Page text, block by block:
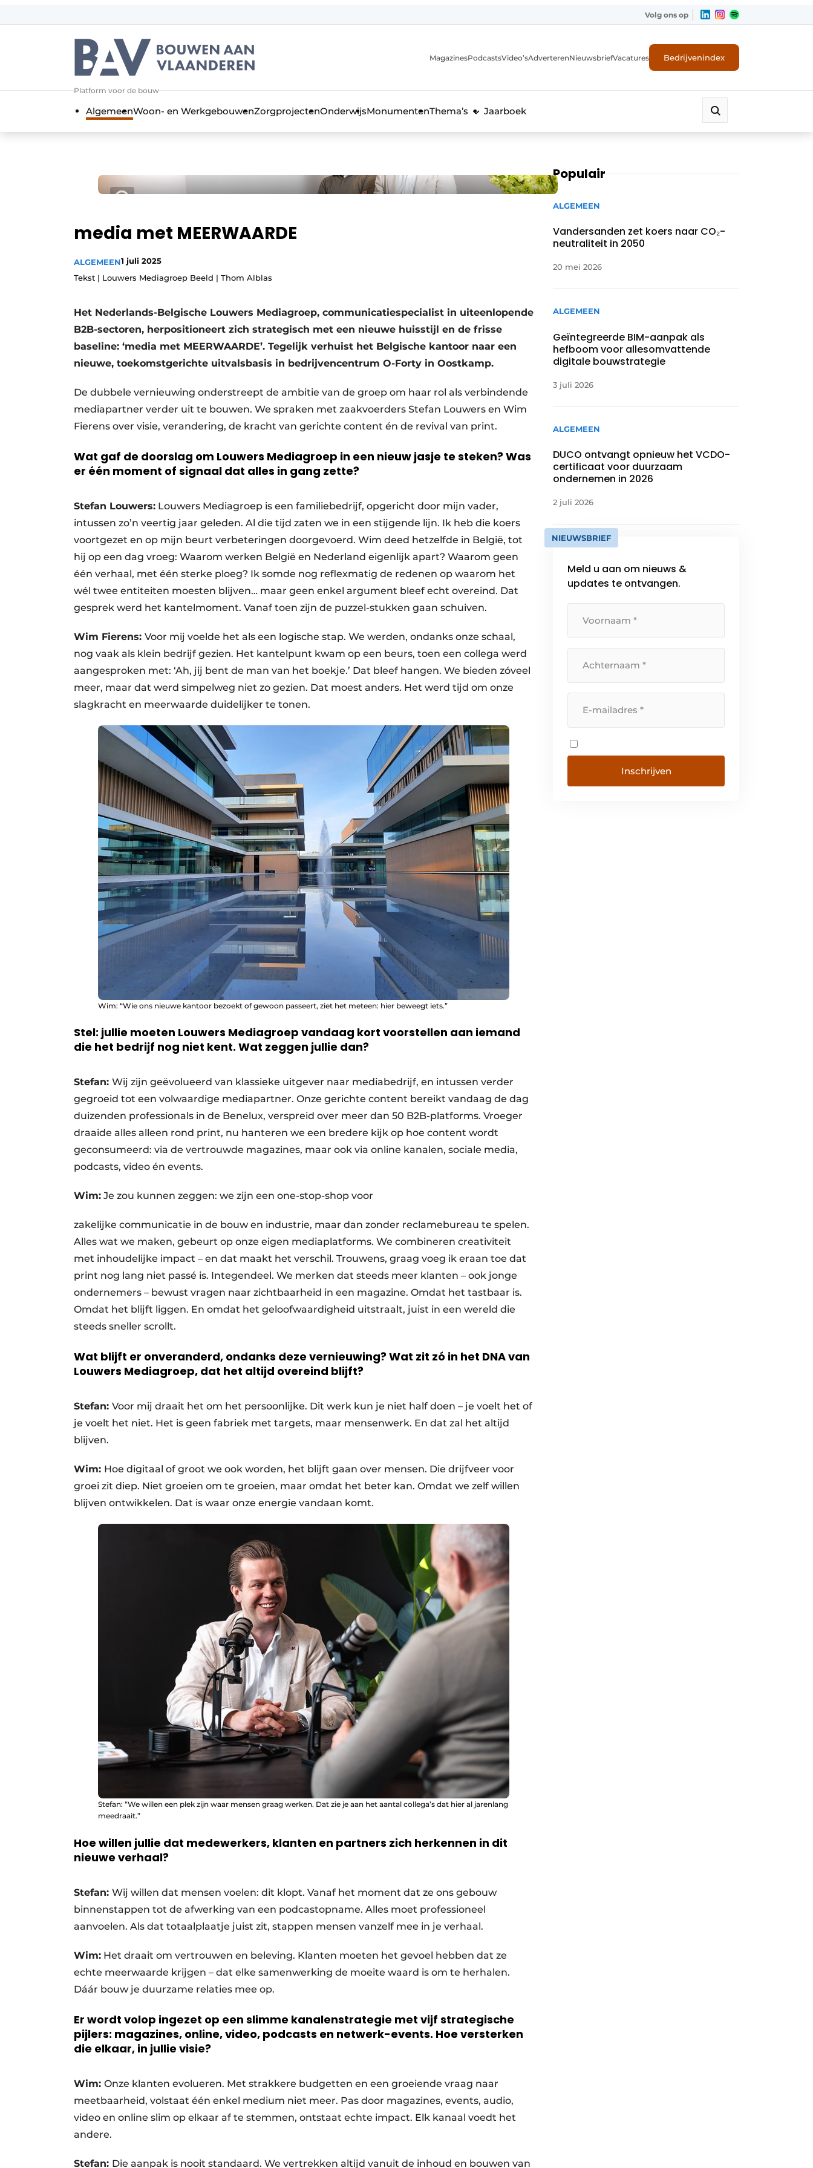
Aanmelden
Algemene voorwaarden
Bedrijven
Contact
Jaarboek
Nieuwsbrief
Privacy / Cookie statement
Vacature aanmelden
Video’s
Aanmelden
Bedrijven
Bedrijven
Contact
Volg ons op
Platform voor de bouw
MagazinesPodcastsVideo’sAdverterenNieuwsbriefVacatures Bedrijvenindex
AlgemeenWoon- en WerkgebouwenZorgprojectenOnderwijsMonumentenThema’s Jaarboek
media met MEERWAARDE
ALGEMEEN1 juli 2025
Tekst | Louwers Mediagroep Beeld | Thom Alblas
Het Nederlands-Belgische Louwers Mediagroep, communicatiespecialist in uiteenlopende
B2B-sectoren, herpositioneert zich strategisch met een nieuwe huisstijl en de frisse
baseline: ‘media met MEERWAARDE’. Tegelijk verhuist het Belgische kantoor naar een
nieuwe, toekomstgerichte uitvalsbasis in bedrijvencentrum O-Forty in Oostkamp.
De dubbele vernieuwing onderstreept de ambitie van de groep om haar rol als verbindende
mediapartner verder uit te bouwen. We spraken met zaakvoerders Stefan Louwers en Wim
Fierens over visie, verandering, de kracht van gerichte content én de revival van print.
Wat gaf de doorslag om Louwers Mediagroep in een nieuw jasje te steken? Was
er één moment of signaal dat alles in gang zette?
Stefan Louwers: Louwers Mediagroep is een familiebedrijf, opgericht door mijn vader,
intussen zo’n veertig jaar geleden. Al die tijd zaten we in een stijgende lijn. Ik heb die koers
voortgezet en op mijn beurt verbeteringen doorgevoerd. Wim deed hetzelfde in België, tot
hij op een dag vroeg: Waarom werken België en Nederland eigenlijk apart? Waarom geen
één verhaal, met één sterke ploeg? Ik somde nog reflexmatig de redenen op waarom het
wél twee entiteiten moesten blijven… maar geen enkel argument bleef echt overeind. Dat
gesprek werd het kantelmoment. Vanaf toen zijn de puzzel-stukken gaan schuiven.
Wim Fierens: Voor mij voelde het als een logische stap. We werden, ondanks onze schaal,
nog vaak als klein bedrijf gezien. Het kantelpunt kwam op een beurs, toen een collega werd
aangesproken met: ‘Ah, jij bent de man van het boekje.’ Dat bleef hangen. We bieden zóveel
meer, maar dat werd simpelweg niet zo gezien. Dat moest anders. Het werd tijd om onze
slagkracht en meerwaarde duidelijker te tonen.
Wim: “Wie ons nieuwe kantoor bezoekt of gewoon passeert, ziet het meteen: hier beweegt iets.”
Stel: jullie moeten Louwers Mediagroep vandaag kort voorstellen aan iemand
die het bedrijf nog niet kent. Wat zeggen jullie dan?
Stefan: Wij zijn geëvolueerd van klassieke uitgever naar mediabedrijf, en intussen verder
gegroeid tot een volwaardige mediapartner. Onze gerichte content bereikt vandaag de dag
duizenden professionals in de Benelux, verspreid over meer dan 50 B2B-platforms. Vroeger
draaide alles alleen rond print, nu hanteren we een bredere kijk op hoe content wordt
geconsumeerd: via de vertrouwde magazines, maar ook via online kanalen, sociale media,
podcasts, video én events.
Wim: Je zou kunnen zeggen: we zijn een one-stop-shop voor
zakelijke communicatie in de bouw en industrie, maar dan zonder reclamebureau te spelen.
Alles wat we maken, gebeurt op onze eigen mediaplatforms. We combineren creativiteit
met inhoudelijke impact – en dat maakt het verschil. Trouwens, graag voeg ik eraan toe dat
print nog lang niet passé is. Integendeel. We merken dat steeds meer klanten – ook jonge
ondernemers – bewust vragen naar zichtbaarheid in een magazine. Omdat het tastbaar is.
Omdat het blijft liggen. En omdat het geloofwaardigheid uitstraalt, juist in een wereld die
steeds sneller scrollt.
Wat blijft er onveranderd, ondanks deze vernieuwing? Wat zit zó in het DNA van
Louwers Mediagroep, dat het altijd overeind blijft?
Stefan: Voor mij draait het om het persoonlijke. Dit werk kun je niet half doen – je voelt het of
je voelt het niet. Het is geen fabriek met targets, maar mensenwerk. En dat zal het altijd
blijven.
Wim: Hoe digitaal of groot we ook worden, het blijft gaan over mensen. Die drijfveer voor
groei zit diep. Niet groeien om te groeien, maar omdat het beter kan. Omdat we zelf willen
blijven ontwikkelen. Dat is waar onze energie vandaan komt.
Stefan: “We willen een plek zijn waar mensen graag werken. Dat zie je aan het aantal collega’s dat hier al jarenlang
meedraait.”
Hoe willen jullie dat medewerkers, klanten en partners zich herkennen in dit
nieuwe verhaal?
Stefan: Wij willen dat mensen voelen: dit klopt. Vanaf het moment dat ze ons gebouw
binnenstappen tot de afwerking van een podcastopname. Alles moet professioneel
aanvoelen. Als dat totaalplaatje juist zit, stappen mensen vanzelf mee in je verhaal.
Wim: Het draait om vertrouwen en beleving. Klanten moeten het gevoel hebben dat ze
echte meerwaarde krijgen – dat elke samenwerking de moeite waard is om te herhalen.
Dáár bouw je duurzame relaties mee op.
Er wordt volop ingezet op een slimme kanalenstrategie met vijf strategische
pijlers: magazines, online, video, podcasts en netwerk-events. Hoe versterken
die elkaar, in jullie visie?
Wim: Onze klanten evolueren. Met strakkere budgetten en een groeiende vraag naar
meetbaarheid, volstaat één enkel medium niet meer. Pas door magazines, events, audio,
video en online slim op elkaar af te stemmen, ontstaat echte impact. Elk kanaal voedt het
andere.
Stefan: Die aanpak is nooit standaard. We vertrekken altijd vanuit de inhoud en bouwen van
Populair
ALGEMEEN
Vandersanden zet koers naar CO₂-
neutraliteit in 2050
20 mei 2026
ALGEMEEN
Geïntegreerde BIM-aanpak als
hefboom voor allesomvattende
digitale bouwstrategie
3 juli 2026
ALGEMEEN
DUCO ontvangt opnieuw het VCDO-
certificaat voor duurzaam
ondernemen in 2026
2 juli 2026
NIEUWSBRIEF
Meld u aan om nieuws &
updates te ontvangen.